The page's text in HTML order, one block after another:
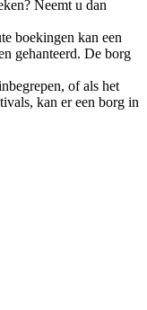
Neemt u dan
boekingen kan een
gehanteerd. De borg
of als het
kan er een borg in